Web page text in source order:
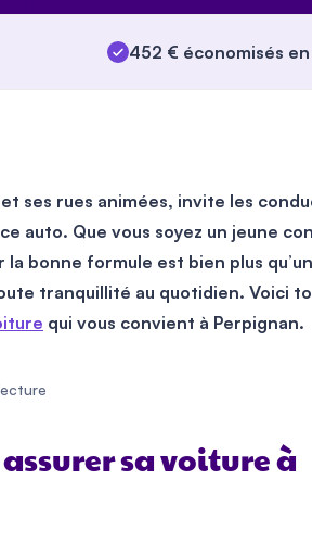
452 € économisés
ses rues animées, invite les
auto. Que vous soyez un jeune
bonne formule est bien plus
tranquillité au quotidien. Voici
qui vous convient à Perpignan.
sa voiture à